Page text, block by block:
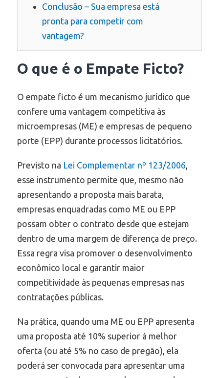
Conclusão – Sua empresa está
pronta para competir com
vantagem?
O que é o Empate Ficto?
O empate ficto é um mecanismo jurídico que
confere uma vantagem competitiva às
microempresas (ME) e empresas de pequeno
porte (EPP) durante processos licitatórios.
Previsto na Lei Complementar nº 123/2006,
esse instrumento permite que, mesmo não
apresentando a proposta mais barata,
empresas enquadradas como ME ou EPP
possam obter o contrato desde que estejam
dentro de uma margem de diferença de preço.
Essa regra visa promover o desenvolvimento
econômico local e garantir maior
competitividade às pequenas empresas nas
contratações públicas.
Na prática, quando uma ME ou EPP apresenta
uma proposta até 10% superior à melhor
oferta (ou até 5% no caso de pregão), ela
poderá ser convocada para apresentar uma